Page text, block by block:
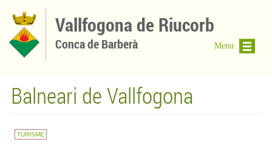
Vallfogona de Riucorb
Conca de Barberà
Balneari de Vallfogona
TURISME
Menu